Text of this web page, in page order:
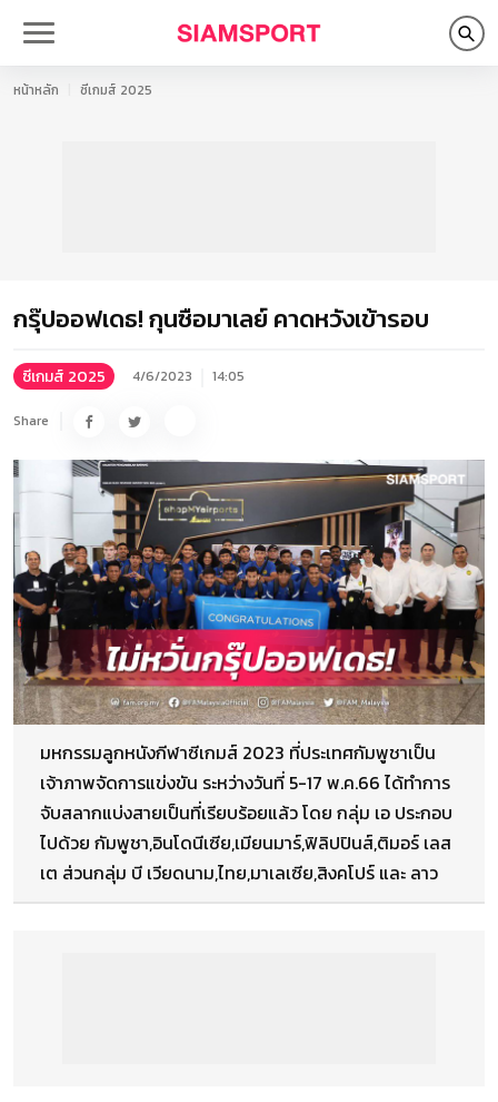
หน้าหลัก ซีเกมส์ 2025
กรุ๊ปออฟเดธ! กุนซือมาเลย์ คาดหวังเข้ารอบ
ซีเกมส์ 2025 4/6/2023 14:05
Share
มหกรรมลูกหนังกีฬาซีเกมส์ 2023 ที่ประเทศกัมพูชาเป็น
เจ้าภาพจัดการแข่งขัน ระหว่างวันที่ 5-17 พ.ค.66 ได้ทำการ
จับสลากแบ่งสายเป็นที่เรียบร้อยแล้ว โดย กลุ่ม เอ ประกอบ
ไปด้วย กัมพูชา,อินโดนีเซีย,เมียนมาร์,ฟิลิปปินส์,ติมอร์ เลส
เต ส่วนกลุ่ม บี เวียดนาม,ไทย,มาเลเซีย,สิงคโปร์ และ ลาว